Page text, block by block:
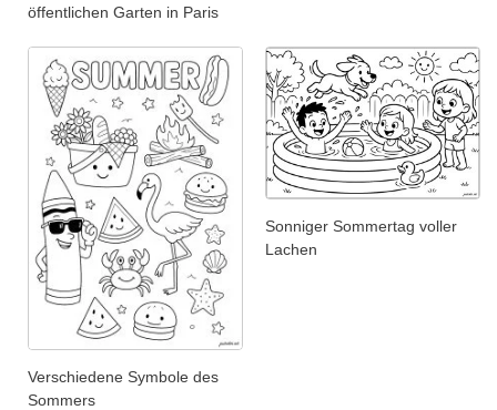
öffentlichen Garten in Paris
Verschiedene Symbole des
Sommers
Sonniger Sommertag voller
Lachen